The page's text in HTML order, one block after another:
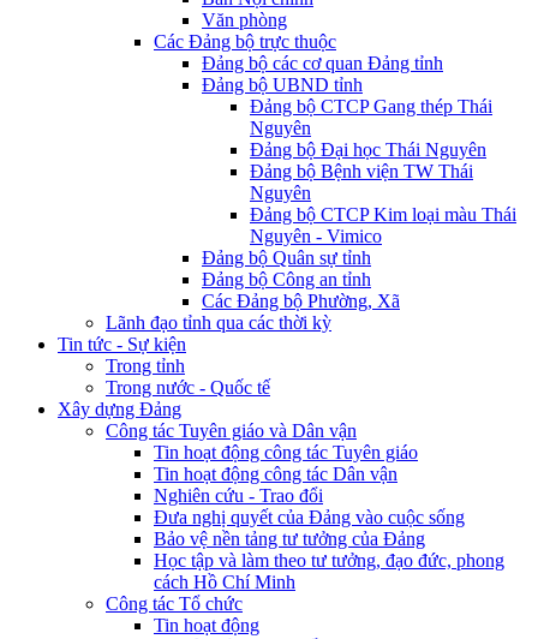
Văn phòng
Các Đảng bộ trực thuộc
Đảng bộ các cơ quan Đảng tỉnh
Đảng bộ UBND tỉnh
Đảng bộ CTCP Gang thép Thái
Nguyên
Đảng bộ Đại học Thái Nguyên
Đảng bộ Bệnh viện TW Thái
Nguyên
Đảng bộ CTCP Kim loại màu Thái
Nguyên - Vimico
Đảng bộ Quân sự tỉnh
Đảng bộ Công an tỉnh
Các Đảng bộ Phường, Xã
Lãnh đạo tỉnh qua các thời kỳ
Tin tức - Sự kiện
Trong tỉnh
Trong nước - Quốc tế
Xây dựng Đảng
Công tác Tuyên giáo và Dân vận
Tin hoạt động công tác Tuyên giáo
Tin hoạt động công tác Dân vận
Nghiên cứu - Trao đổi
Đưa nghị quyết của Đảng vào cuộc sống
Bảo vệ nền tảng tư tưởng của Đảng
Học tập và làm theo tư tưởng, đạo đức, phong
cách Hồ Chí Minh
Công tác Tổ chức
Tin hoạt động